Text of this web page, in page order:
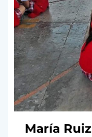
María Ruiz